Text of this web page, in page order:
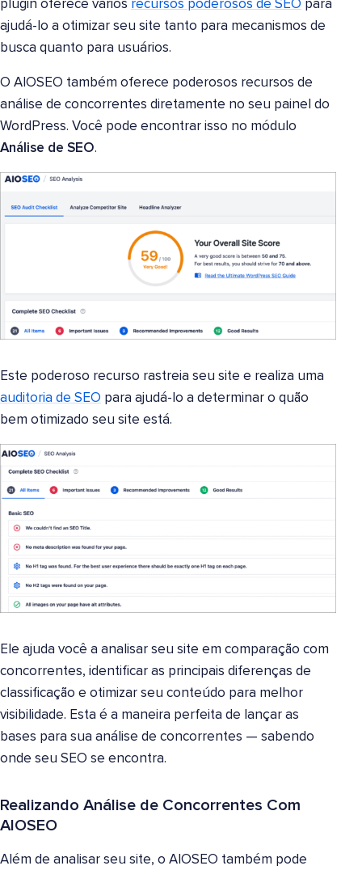
plugin oferece vários recursos poderosos de SEO para
ajudá-lo a otimizar seu site tanto para mecanismos de
busca quanto para usuários.
O AIOSEO também oferece poderosos recursos de
análise de concorrentes diretamente no seu painel do
WordPress. Você pode encontrar isso no módulo
Análise de SEO.
Este poderoso recurso rastreia seu site e realiza uma
auditoria de SEO para ajudá-lo a determinar o quão
bem otimizado seu site está.
Ele ajuda você a analisar seu site em comparação com
concorrentes, identificar as principais diferenças de
classificação e otimizar seu conteúdo para melhor
visibilidade. Esta é a maneira perfeita de lançar as
bases para sua análise de concorrentes — sabendo
onde seu SEO se encontra.
Realizando Análise de Concorrentes Com
AIOSEO
Além de analisar seu site, o AIOSEO também pode